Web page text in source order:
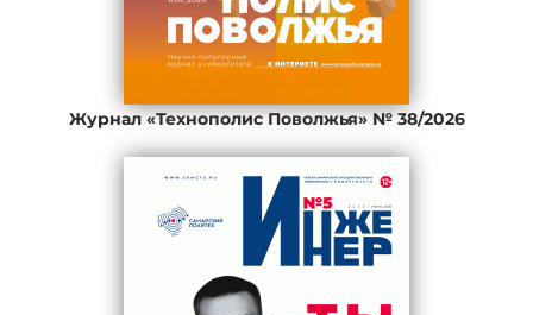
Журнал «Технополис Поволжья» № 38/2026